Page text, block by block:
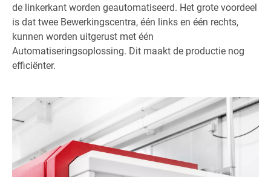
de linkerkant worden geautomatiseerd. Het grote voordeel
is dat twee Bewerkingscentra, één links en één rechts,
kunnen worden uitgerust met één
Automatiseringsoplossing. Dit maakt de productie nog
efficiënter.